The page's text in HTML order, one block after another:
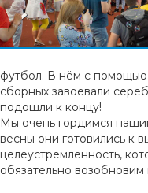
футбол. В нём с
сборных завоевали
подошли к концу!
Мы очень гордимся
весны они готовились к
целеустремлённость,
обязательно